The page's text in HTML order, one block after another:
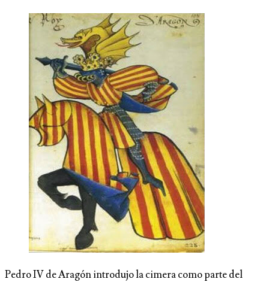
Pedro IV de Aragón introdujo la cimera como parte del